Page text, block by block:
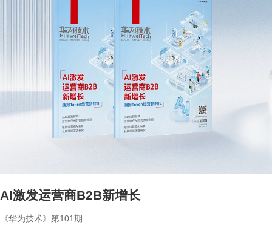
AI激发运营商B2B新增长
《华为技术》第101期